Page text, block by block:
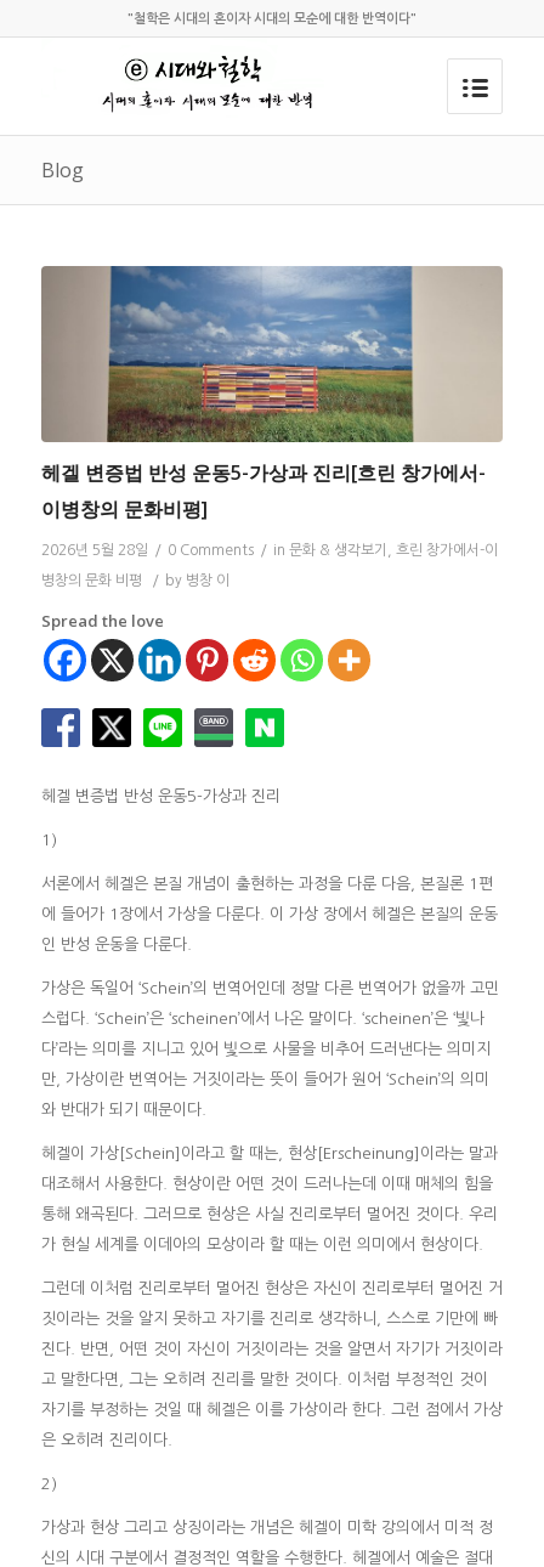
"철학은 시대의 혼이자 시대의 모순에 대한 반역이다"
Blog
헤겔 변증법 반성 운동5-가상과 진리[흐린 창가에서-
이병창의 문화비평]
2026년 5월 28일 / 0 Comments / in 문화 & 생각보기 흐린 창가에서-이
병창의 문화 비평 / by 병창 이
Spread the love
헤겔 변증법 반성 운동5-가상과 진리
1)
서론에서 헤겔은 본질 개념이 출현하는 과정을 다룬 다음, 본질론 1편
에 들어가 1장에서 가상을 다룬다. 이 가상 장에서 헤겔은 본질의 운동
인 반성 운동을 다룬다.
가상은 독일어 ‘Schein’의 번역어인데 정말 다른 번역어가 없을까 고민
스럽다. ‘Schein’은 ‘scheinen’에서 나온 말이다. ‘scheinen’은 ‘빛나
다’라는 의미를 지니고 있어 빛으로 사물을 비추어 드러낸다는 의미지
만, 가상이란 번역어는 거짓이라는 뜻이 들어가 원어 ‘Schein’의 의미
와 반대가 되기 때문이다.
헤겔이 가상[Schein]이라고 할 때는, 현상[Erscheinung]이라는 말과
대조해서 사용한다. 현상이란 어떤 것이 드러나는데 이때 매체의 힘을
통해 왜곡된다. 그러므로 현상은 사실 진리로부터 멀어진 것이다. 우리
가 현실 세계를 이데아의 모상이라 할 때는 이런 의미에서 현상이다.
그런데 이처럼 진리로부터 멀어진 현상은 자신이 진리로부터 멀어진 거
짓이라는 것을 알지 못하고 자기를 진리로 생각하니, 스스로 기만에 빠
진다. 반면, 어떤 것이 자신이 거짓이라는 것을 알면서 자기가 거짓이라
고 말한다면, 그는 오히려 진리를 말한 것이다. 이처럼 부정적인 것이
자기를 부정하는 것일 때 헤겔은 이를 가상이라 한다. 그런 점에서 가상
은 오히려 진리이다.
2)
가상과 현상 그리고 상징이라는 개념은 헤겔이 미학 강의에서 미적 정
신의 시대 구분에서 결정적인 역할을 수행한다. 헤겔에서 예술은 절대